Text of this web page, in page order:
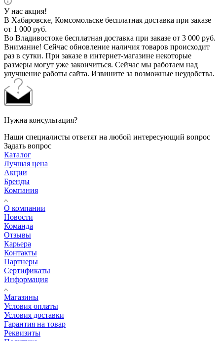
У нас акция!
В Хабаровске, Комсомольске бесплатная доставка при заказе
от 1 000 руб.
Во Владивостоке бесплатная доставка при заказе от 3 000 руб.
Внимание! Сейчас обновление наличия товаров происходит
раз в сутки. При заказе в интернет-магазине некоторые
размеры могут уже закончиться. Сейчас мы работаем над
улучшение работы сайта. Извините за возможные неудобства.
Нужна консультация?
Наши специалисты ответят на любой интересующий вопрос
Задать вопрос
Каталог
Лучшая цена
Акции
Бренды
Компания
О компании
Новости
Команда
Отзывы
Карьера
Контакты
Партнеры
Сертификаты
Информация
Магазины
Условия оплаты
Условия доставки
Гарантия на товар
Реквизиты